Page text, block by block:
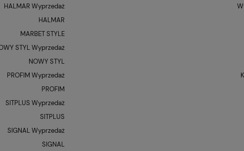
HALMAR Wyprzedaż
HALMAR
MARBET STYLE
STYL Wyprzedaż
NOWY STYL
PROFIM Wyprzedaż
PROFIM
SITPLUS Wyprzedaż
SITPLUS
SIGNAL Wyprzedaż
SIGNAL